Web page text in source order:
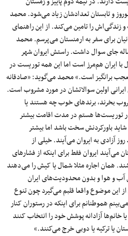
و تابستان تعدادشان زیاد می‌شود. محمد
و زندگی‌اش را تامین می‌کند. از این راهنمای
برای سفر به ارمنستان می‌پرسم. محمد
جای سوال داشت. راستش ایروان شهر
ایران هم‌مرز است اما این همه توریست در
برانگیز است.» محمد می‌گوید: «صادقانه
اولین سوالاتشان در مورد مشروب است.
بخرند، برندهای خوب چه هستند یا
توریست‌ها هستم در مدت اقامت بیشتر
باورکردنش سخت باشد اما بیشتر
آزادی به ایروان می‌آیند. خیلی از
می‌آیند ایروان فقط برای اینکه از فشارهای
همان اجاره مثلا شمال یا کیش را می‌دهند
و هوا و بدون محدودیت‌های ایران
این موضوع واقعا قلبم می‌گیرد چون تنوع
هموطنانم برای اینکه در رستوران کنار
آزادانه پوشش خود را انتخاب کنند
یا ترکیه یا دوبی خرج می‌کنند.»